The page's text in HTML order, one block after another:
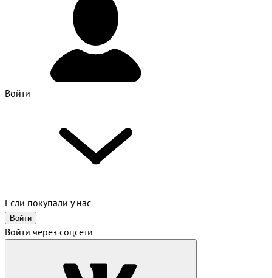
Войти
Если покупали у нас
Войти
Войти через соцсети